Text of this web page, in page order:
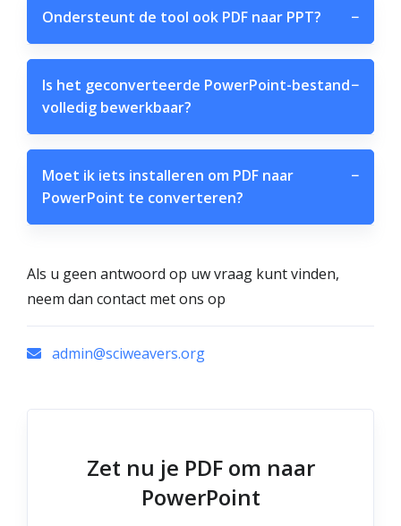
Ondersteunt de tool ook PDF naar PPT? −
Is het geconverteerde PowerPoint-bestand
volledig bewerkbaar?
−
Moet ik iets installeren om PDF naar
PowerPoint te converteren?
−
Als u geen antwoord op uw vraag kunt vinden,
neem dan contact met ons op
admin@sciweavers.org
Zet nu je PDF om naar
PowerPoint